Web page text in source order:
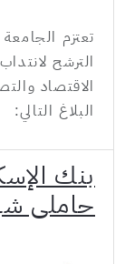
تعتزم
الترشح
الاقتصاد
البلاغ التالي:
بنك
حاملي